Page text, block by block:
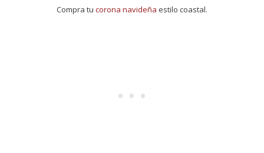
Compra tu corona navideña estilo coastal.